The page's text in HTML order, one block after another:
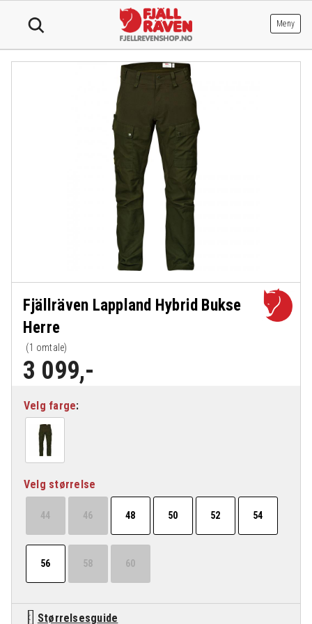
Meny
Fjällräven Lappland Hybrid Bukse
Herre
(1 omtale)
3 099,-
Velg farge
Velg størrelse
44 46 48 50 52 54
56 58 60
Størrelsesguide